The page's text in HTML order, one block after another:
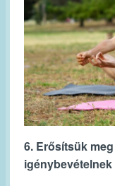
6. Erősítsük